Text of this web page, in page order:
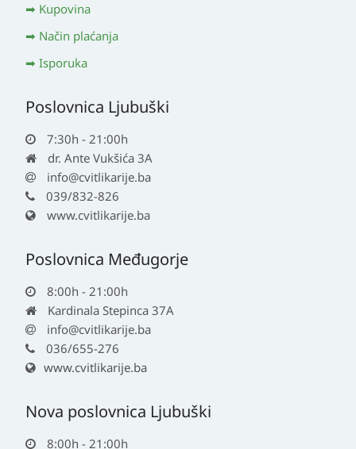
Kupovina
Način plaćanja
Isporuka
Poslovnica Ljubuški
7:30h - 21:00h
dr. Ante Vukšića 3A
info@cvitlikarije.ba
039/832-826
www.cvitlikarije.ba
Poslovnica Međugorje
8:00h - 21:00h
Kardinala Stepinca 37A
info@cvitlikarije.ba
036/655-276
www.cvitlikarije.ba
Nova poslovnica Ljubuški
8:00h - 21:00h